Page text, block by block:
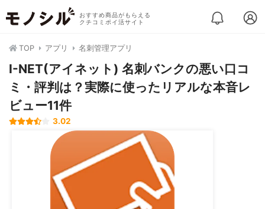
おすすめ商品がもらえる
クチコミポイ活サイト
TOP アプリ 名刺管理アプリ
I-NET(アイネット) 名刺バンクの悪い口コ
ミ・評判は？実際に使ったリアルな本音レ
ビュー11件
3.02